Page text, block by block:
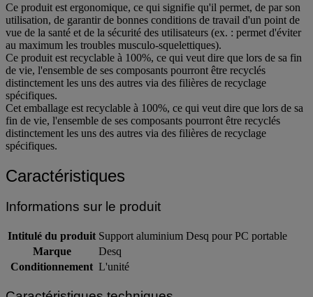
Ce produit est ergonomique, ce qui signifie qu'il permet, de par son
utilisation, de garantir de bonnes conditions de travail d'un point de
vue de la santé et de la sécurité des utilisateurs (ex. : permet d'éviter
au maximum les troubles musculo-squelettiques).
Ce produit est recyclable à 100%, ce qui veut dire que lors de sa fin
de vie, l'ensemble de ses composants pourront être recyclés
distinctement les uns des autres via des filières de recyclage
spécifiques.
Cet emballage est recyclable à 100%, ce qui veut dire que lors de sa
fin de vie, l'ensemble de ses composants pourront être recyclés
distinctement les uns des autres via des filières de recyclage
spécifiques.
Caractéristiques
Informations sur le produit
Intitulé du produit Support aluminium Desq pour PC portable
Marque
Desq
Conditionnement L'unité